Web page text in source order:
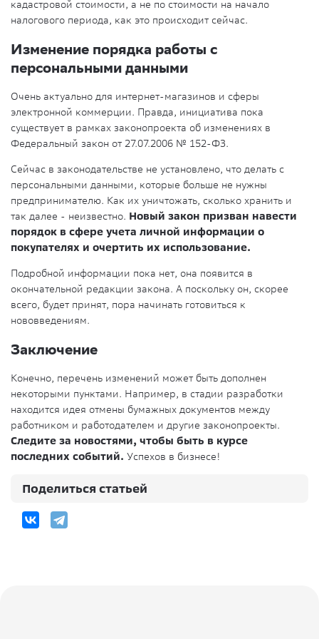
кадастровой стоимости, а не по стоимости на начало
налогового периода, как это происходит сейчас.
Изменение порядка работы с
персональными данными
Очень актуально для интернет-магазинов и сферы
электронной коммерции. Правда, инициатива пока
существует в рамках законопроекта об изменениях в
Федеральный закон от 27.07.2006 № 152-ФЗ.
Сейчас в законодательстве не установлено, что делать с
персональными данными, которые больше не нужны
предпринимателю. Как их уничтожать, сколько хранить и
так далее - неизвестно. Новый закон призван навести
порядок в сфере учета личной информации о
покупателях и очертить их использование.
Подробной информации пока нет, она появится в
окончательной редакции закона. А поскольку он, скорее
всего, будет принят, пора начинать готовиться к
нововведениям.
Заключение
Конечно, перечень изменений может быть дополнен
некоторыми пунктами. Например, в стадии разработки
находится идея отмены бумажных документов между
работником и работодателем и другие законопроекты.
Следите за новостями, чтобы быть в курсе
последних событий. Успехов в бизнесе!
Поделиться статьей